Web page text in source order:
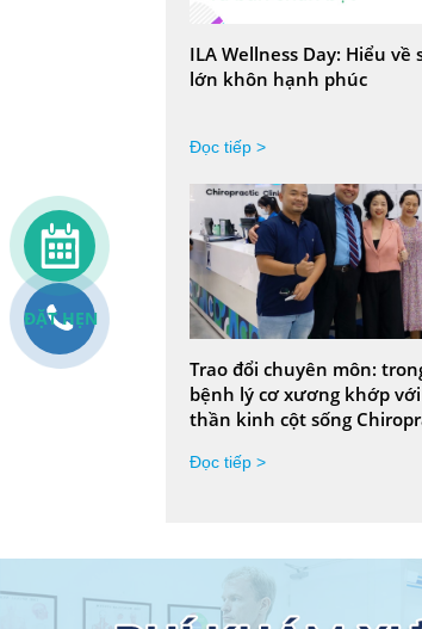
ILA Wellness Day: Hiểu về
lớn khôn hạnh phúc
Đọc tiếp >
Trao đổi chuyên môn:
bệnh lý cơ xương khớp
thần kinh cột sống
Đọc tiếp >
ĐẶT HẸN